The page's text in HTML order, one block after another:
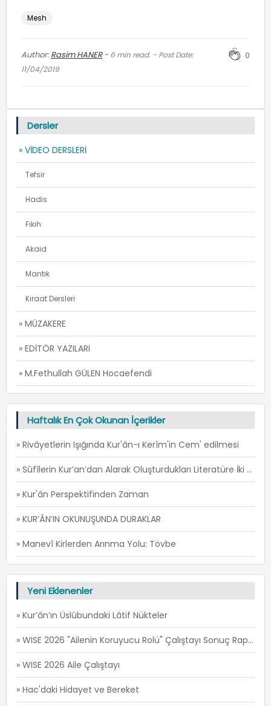
Mesh
Author:Rasim HANER- 6 min read. - Post Date:
11/04/2019
0
Dersler
» VİDEO DERSLERİ
Tefsir
Hadis
Fıkıh
Akaid
Mantık
Kıraat Dersleri
» MÜZAKERE
» EDİTÖR YAZILARI
» M.Fethullah GÜLEN Hocaefendi
Haftalık En Çok Okunan İçerikler
» Rivâyetlerin Işığında Kur'ân-ı Kerîm'in Cem' edilmesi
» Sûfîlerin Kur’an’dan Alarak Oluşturdukları Literatüre İki Örnek: İ’TİSÂM ve FİRÂR -1
» Kur'ân Perspektifinden Zaman
» KUR’ÂN’IN OKUNUŞUNDA DURAKLAR
» Manevî Kirlerden Arınma Yolu: Tövbe
Yeni Eklenenler
» Kur’ân’ın Üslûbundaki Lâtif Nükteler
» WISE 2026 "Ailenin Koruyucu Rolü" Çalıştayı Sonuç Raporu
» WISE 2026 Aile Çalıştayı
» Hac'daki Hidayet ve Bereket